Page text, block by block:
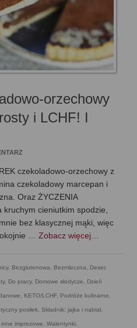
orzechowy
i LCHF! I
czekoladowo-orzechowy z
czekoladowy marcepan i
Oraz ŻYCZENIA
cieniutkim spodzie,
bez klasycznej mąki, więc
… Zobacz więcej…
, Bezglutenowa, Bezmleczna, Deser,
, Do pracy, Domowe słodycze, Dzień
KETO/LCHF, Podróże kulinarne,
posiłek, Składnik: jajka i nabiał,
imprezowe, Walentynki,